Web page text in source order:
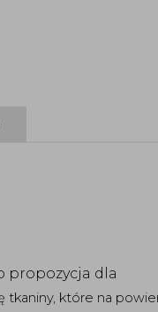
propozycja dla
tkaniny, które na